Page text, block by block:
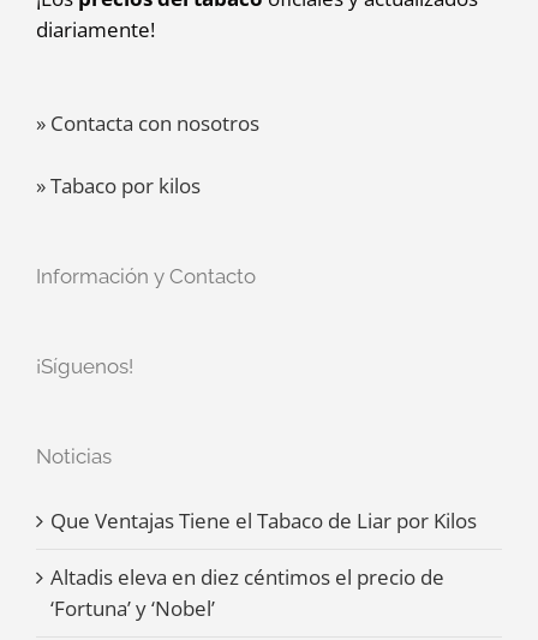
diariamente!
» Contacta con nosotros
» Tabaco por kilos
Información y Contacto
¡Síguenos!
Noticias
Que Ventajas Tiene el Tabaco de Liar por Kilos
Altadis eleva en diez céntimos el precio de
‘Fortuna’ y ‘Nobel’